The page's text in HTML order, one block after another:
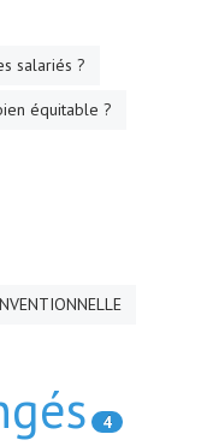
salariés ?
équitable ?
4